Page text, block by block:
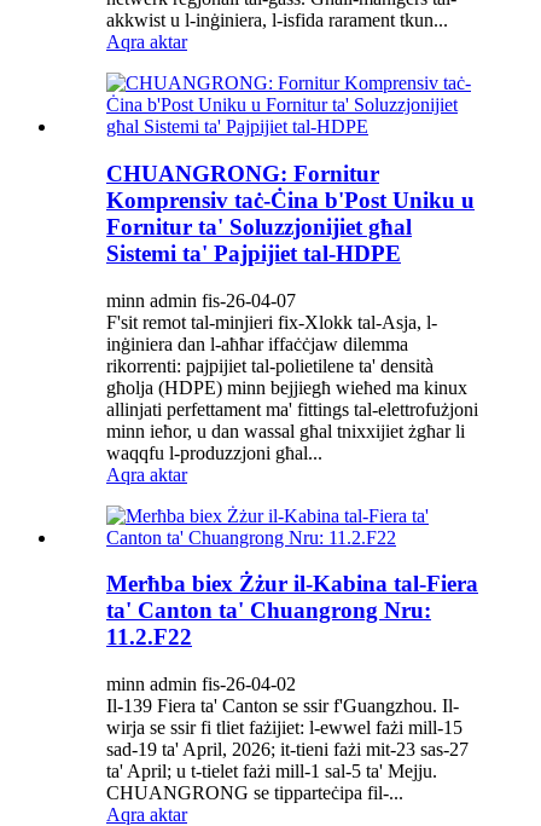
akkwist u l-inġiniera, l-isfida rarament tkun...
Aqra aktar
CHUANGRONG: Fornitur
Komprensiv taċ-Ċina b'Post Uniku u
Fornitur ta' Soluzzjonijiet għal
Sistemi ta' Pajpijiet tal-HDPE
minn admin fis-26-04-07
F'sit remot tal-minjieri fix-Xlokk tal-Asja, l-
inġiniera dan l-aħħar iffaċċjaw dilemma
rikorrenti: pajpijiet tal-polietilene ta' densità
għolja (HDPE) minn bejjiegħ wieħed ma kinux
allinjati perfettament ma' fittings tal-elettrofużjoni
minn ieħor, u dan wassal għal tnixxijiet żgħar li
waqqfu l-produzzjoni għal...
Aqra aktar
Merħba biex Żżur il-Kabina tal-Fiera
ta' Canton ta' Chuangrong Nru:
11.2.F22
minn admin fis-26-04-02
Il-139 Fiera ta' Canton se ssir f'Guangzhou. Il-
wirja se ssir fi tliet fażijiet: l-ewwel fażi mill-15
sad-19 ta' April, 2026; it-tieni fażi mit-23 sas-27
ta' April; u t-tielet fażi mill-1 sal-5 ta' Mejju.
CHUANGRONG se tipparteċipa fil-...
Aqra aktar